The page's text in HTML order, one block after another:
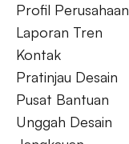
Profil Perusahaan
Laporan Tren
Kontak
Pratinjau Desain
Pusat Bantuan
Unggah Desain